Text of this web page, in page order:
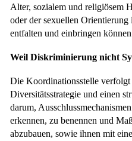
Alter, sozialem und religiösem
oder der sexuellen
entfalten und einbringen
Weil Diskriminierung nicht
Die Koordinationsstelle
Diversitätsstrategie und einen
darum,
erkennen, zu benennen und
abzubauen, sowie ihnen mit